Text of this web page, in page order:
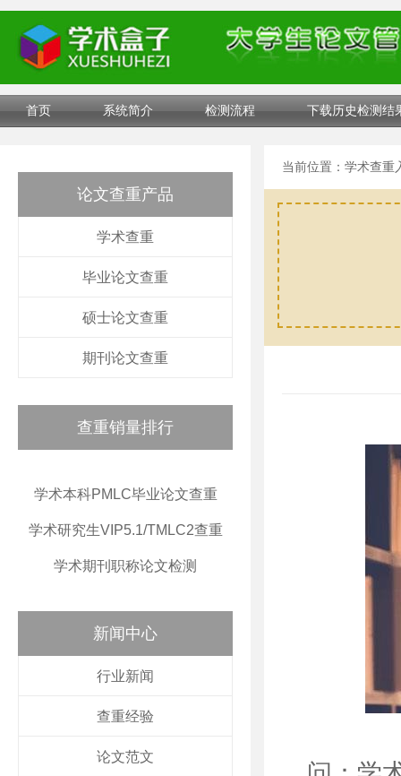
首页 系统简介 检测流程 下载历史检测结
论文查重产品
学术查重
毕业论文查重
硕士论文查重
期刊论文查重
查重销量排行
学术本科PMLC毕业论文查重
学术研究生VIP5.1/TMLC2查重
学术期刊职称论文检测
新闻中心
行业新闻
查重经验
论文范文
当前位置： 学术查重